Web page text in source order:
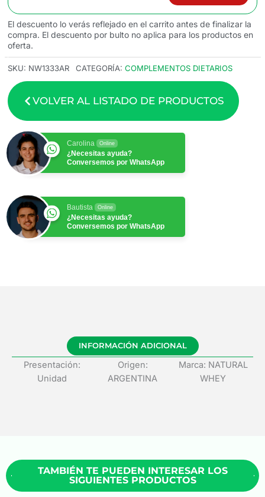
El descuento lo verás reflejado en el carrito antes de finalizar la
compra. El descuento por bulto no aplica para los productos en
oferta.
SKU: NW1333AR CATEGORÍA: COMPLEMENTOS DIETARIOS
VOLVER AL LISTADO DE PRODUCTOS
Carolina Online
¿Necesitas ayuda?
Conversemos por WhatsApp
Bautista Online
¿Necesitas ayuda?
Conversemos por WhatsApp
INFORMACIÓN ADICIONAL
Presentación:
Unidad
Origen:
ARGENTINA
Marca: NATURAL
WHEY
TAMBIÉN TE PUEDEN INTERESAR LOS
SIGUIENTES PRODUCTOS